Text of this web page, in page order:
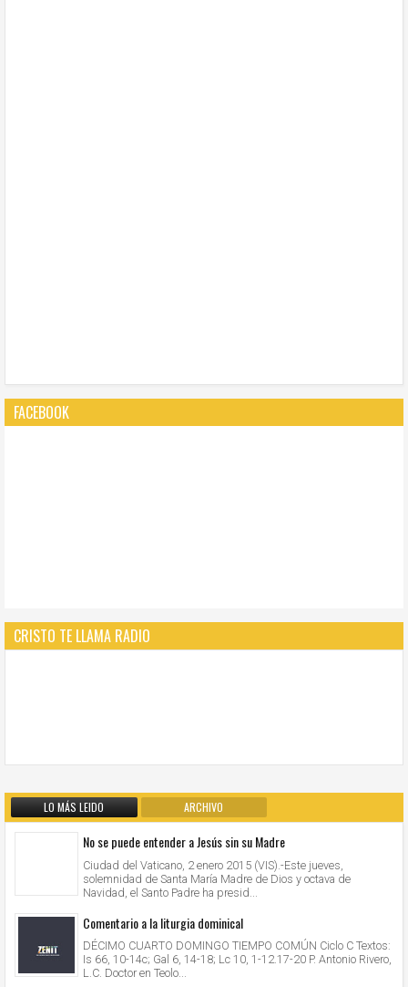
FACEBOOK
CRISTO TE LLAMA RADIO
LO MÁS LEIDO ARCHIVO
No se puede entender a Jesús sin su Madre
Ciudad del Vaticano, 2 enero 2015 (VIS).-Este jueves,
solemnidad de Santa María Madre de Dios y octava de
Navidad, el Santo Padre ha presid...
Comentario a la liturgia dominical
DÉCIMO CUARTO DOMINGO TIEMPO COMÚN Ciclo C Textos:
Is 66, 10-14c; Gal 6, 14-18; Lc 10, 1-12.17-20 P. Antonio Rivero,
L.C. Doctor en Teolo...